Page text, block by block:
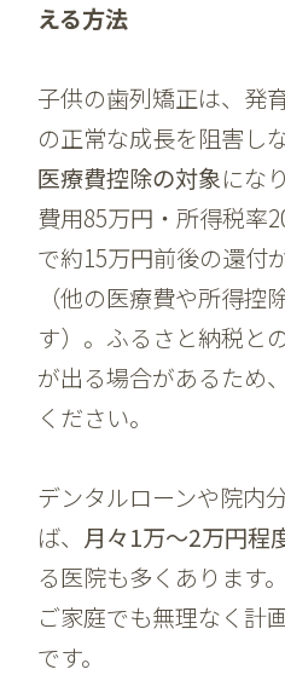
える方法
子供の歯列矯正は、発
の正常な成長を阻害し
医療費控除の対象にな
費用85万円・所得税率
で約15万円前後の還付
（他の医療費や所得控
す）。ふるさと納税と
が出る場合があるため
ください。
デンタルローンや院内
ば、 月々1万〜2万円程
る医院も多くあります
ご家庭でも無理なく計
です。